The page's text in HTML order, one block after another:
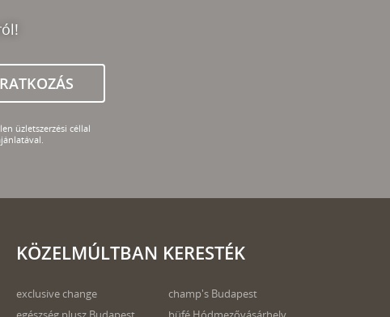
üzletszerzési céllal
KÖZELMÚLTBAN KERESTÉK
exclusive change
champ's Budapest